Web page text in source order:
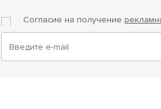
Согласие на получение